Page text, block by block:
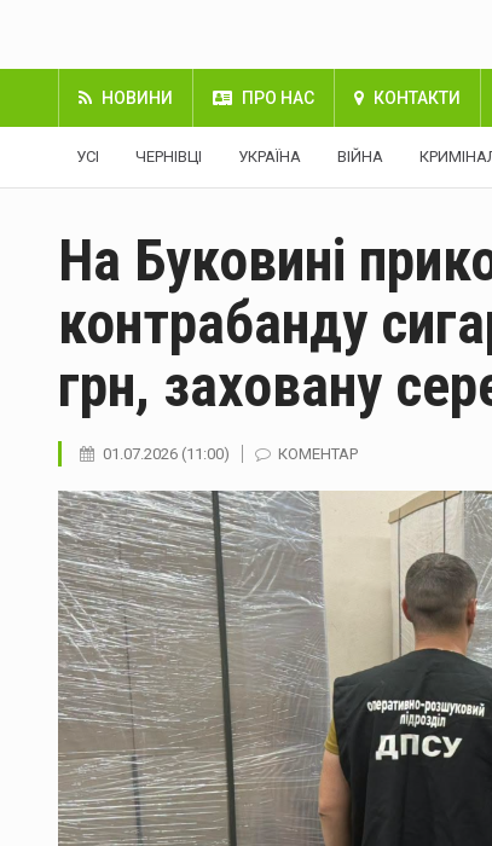
НОВИНИ ПРО НАС КОНТАКТИ
УСІ ЧЕРНІВЦІ УКРАЇНА ВІЙНА
На Буковині
контрабанду
грн, заховану
01.07.2026 (11:00) КОМЕНТАР